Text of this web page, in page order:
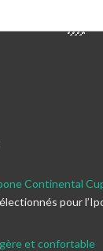
Continental
pour
et confortable